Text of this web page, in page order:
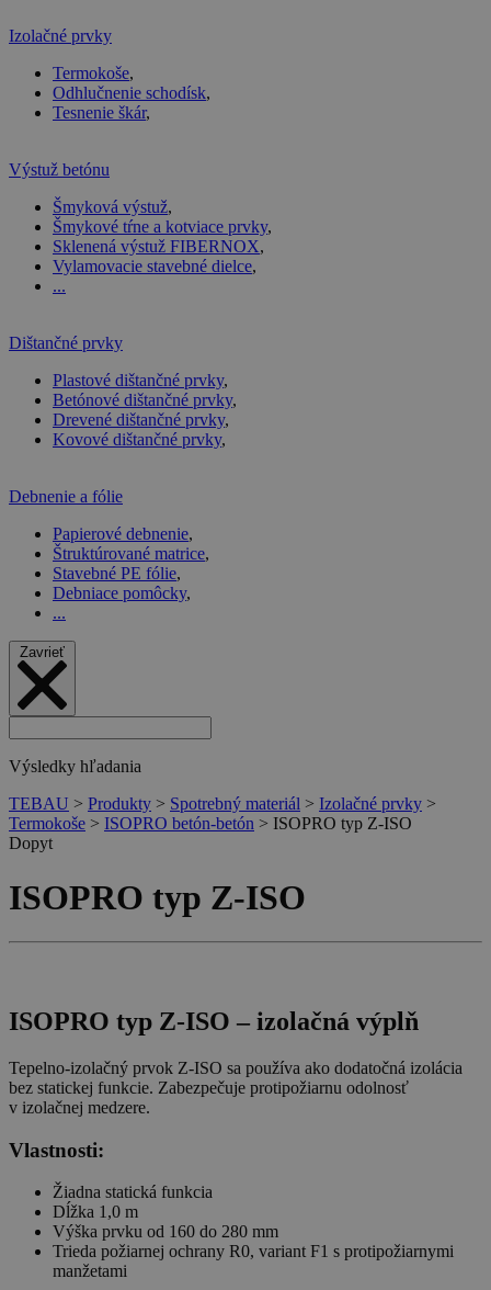
Izolačné prvky
Termokoše,
Odhlučnenie schodísk,
Tesnenie škár,
Výstuž betónu
Šmyková výstuž,
Šmykové tŕne a kotviace prvky,
Sklenená výstuž FIBERNOX,
Vylamovacie stavebné dielce,
...
Dištančné prvky
Plastové dištančné prvky,
Betónové dištančné prvky,
Drevené dištančné prvky,
Kovové dištančné prvky,
Debnenie a fólie
Papierové debnenie,
Štruktúrované matrice,
Stavebné PE fólie,
Debniace pomôcky,
...
Výsledky hľadania
TEBAU > Produkty > Spotrebný materiál > Izolačné prvky >
Termokoše > ISOPRO betón-betón > ISOPRO typ Z-ISO
Dopyt
ISOPRO typ Z-ISO
ISOPRO typ Z-ISO – izolačná výplň
Tepelno-izolačný prvok Z-ISO sa používa ako dodatočná izolácia
bez statickej funkcie. Zabezpečuje protipožiarnu odolnosť
v izolačnej medzere.
Vlastnosti:
Žiadna statická funkcia
Dĺžka 1,0 m
Výška prvku od 160 do 280 mm
Trieda požiarnej ochrany R0, variant F1 s protipožiarnymi
manžetami